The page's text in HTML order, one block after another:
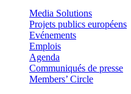
Media Solutions
Projets publics européens
Evénements
Emplois
Agenda
Communiqués de presse
Members’ Circle